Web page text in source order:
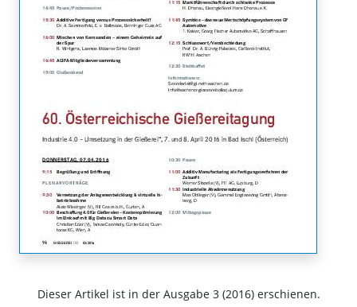
Dieser Artikel ist in der Ausgabe 3 (2016) erschienen.